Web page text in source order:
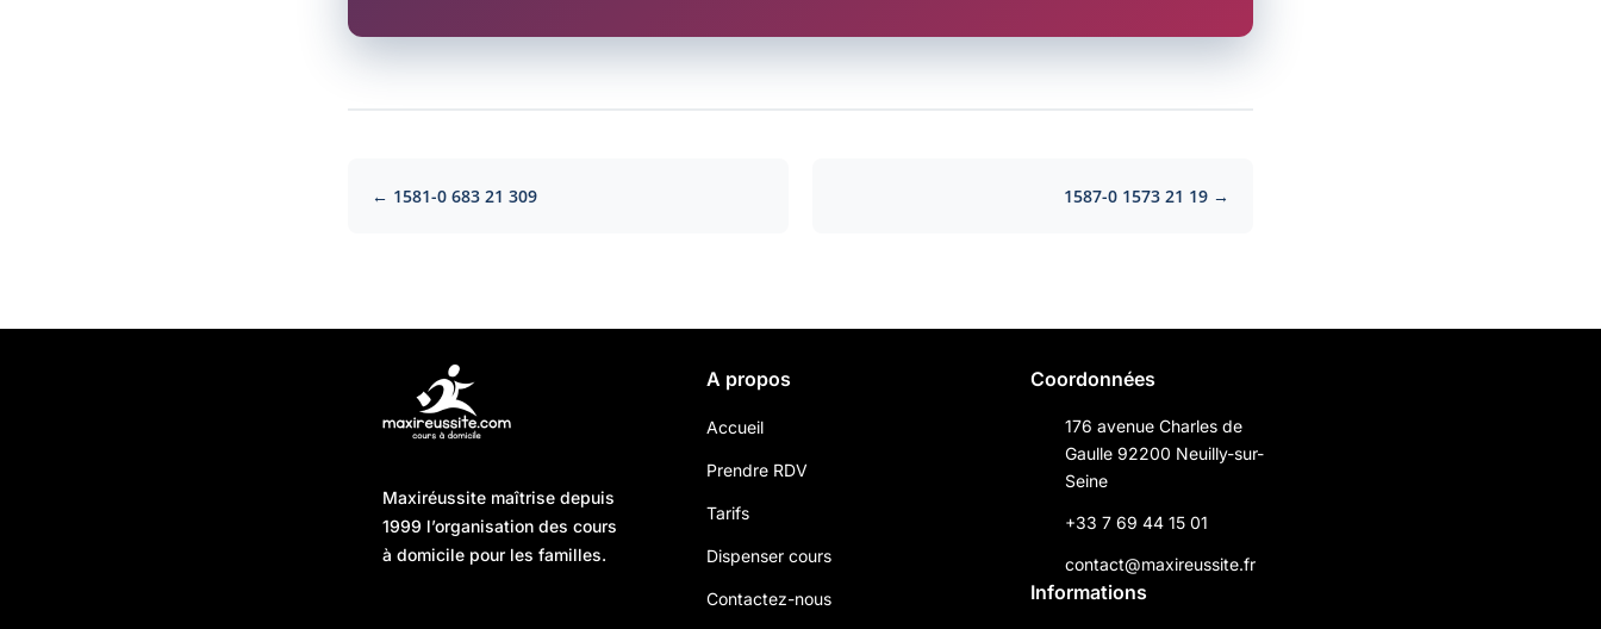
← 1581-0 683 21 309 1587-0 1573 21 19 →
Maxiréussite maîtrise depuis
1999 l’organisation des cours
à domicile pour les familles.
A propos
Accueil
Prendre RDV
Tarifs
Dispenser cours
Contactez-nous
Coordonnées
176 avenue Charles de
Gaulle 92200 Neuilly-sur-
Seine
+33 7 69 44 15 01
contact@maxireussite.fr
Informations